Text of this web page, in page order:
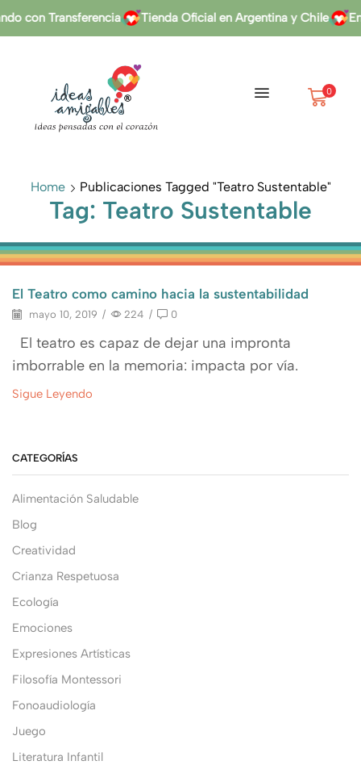
con Transferencia Tienda Oficial en Argentina y Chile
0
Home Publicaciones Tagged "teatro Sustentable"
Tag: Teatro Sustentable
El Teatro como camino hacia la sustentabilidad
mayo 10, 2019 / 224 / 0
El teatro es capaz de dejar una impronta
imborrable en la memoria: impacta por vía.
Sigue Leyendo
CATEGORÍAS
Alimentación Saludable
Blog
Creatividad
Crianza Respetuosa
Ecología
Emociones
Expresiones Artísticas
Filosofía Montessori
Fonoaudiología
Juego
Literatura Infantil